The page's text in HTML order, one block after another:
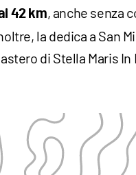
42 km, anche senza
la dedica a San
di Stella Maris In